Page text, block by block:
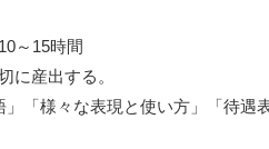
～15時間
に産出する。
「様々な表現と使い方」「待遇